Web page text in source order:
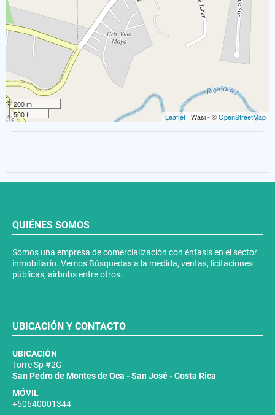
200 m
500 ft
Leaflet | Wasi - ©OpenStreetMap
QUIÉNES SOMOS
Somos una empresa de comercialización con énfasis en el sector
inmobiliario. Vemos Búsquedas a la medida, ventas, licitaciones
públicas, airbnbs entre otros.
UBICACIÓN Y CONTACTO
UBICACIÓN
Torre Sp #2G
San Pedro de Montes de Oca - San José - Costa Rica
MÓVIL
+50640001344